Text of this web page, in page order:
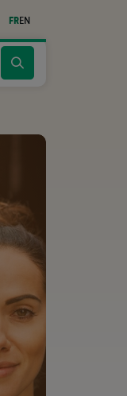
FREN
Cliquer
moteur